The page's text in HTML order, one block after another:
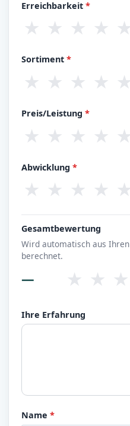
Erreichbarkeit*
★ ★ ★ ★ ★
Sortiment*
★ ★ ★ ★ ★
Preis/Leistung*
★ ★ ★ ★ ★
Abwicklung*
★ ★ ★ ★ ★
Gesamtbewertung
Wird automatisch aus
berechnet.
— ★ ★ ★
Ihre Erfahrung
Name*